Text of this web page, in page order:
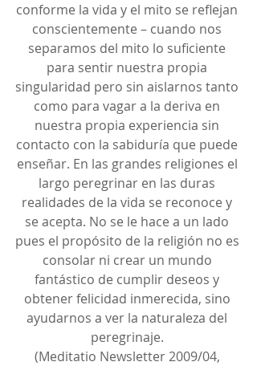
conforme la vida y el mito se reflejan
conscientemente – cuando nos
separamos del mito lo suficiente
para sentir nuestra propia
singularidad pero sin aislarnos tanto
como para vagar a la deriva en
nuestra propia experiencia sin
contacto con la sabiduría que puede
enseñar. En las grandes religiones el
largo peregrinar en las duras
realidades de la vida se reconoce y
se acepta. No se le hace a un lado
pues el propósito de la religión no es
consolar ni crear un mundo
fantástico de cumplir deseos y
obtener felicidad inmerecida, sino
ayudarnos a ver la naturaleza del
peregrinaje.
(Meditatio Newsletter 2009/04,